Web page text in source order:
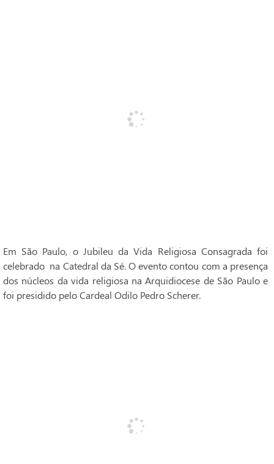
Em São Paulo, o Jubileu da Vida Religiosa Consagrada foi
celebrado na Catedral da Sé. O evento contou com a presença
dos núcleos da vida religiosa na Arquidiocese de São Paulo e
foi presidido pelo Cardeal Odilo Pedro Scherer.